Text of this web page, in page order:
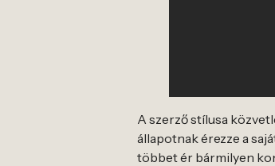
A szerző stílusa
állapotnak érezze a
többet ér bármilyen